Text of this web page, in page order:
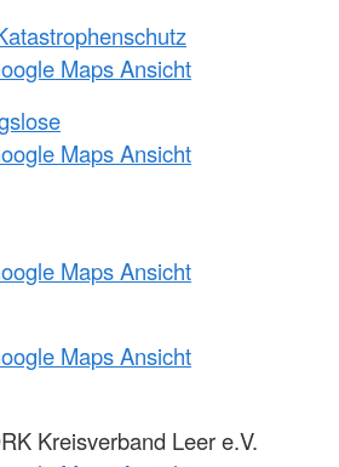
Maps Ansicht
Maps Ansicht
Maps Ansicht
Maps Ansicht
Kreisverband Leer e.V.